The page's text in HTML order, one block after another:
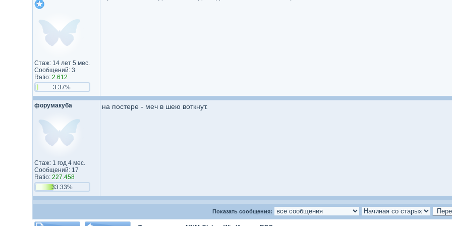
Стаж: 14 лет 5 мес.
Сообщений: 3
Ratio: 2.612
3.37%
форумакуба
Стаж: 1 год 4 мес.
Сообщений: 17
Ratio: 227.458
33.33%
на постере - меч в шею воткнут.
Показать сообщения: